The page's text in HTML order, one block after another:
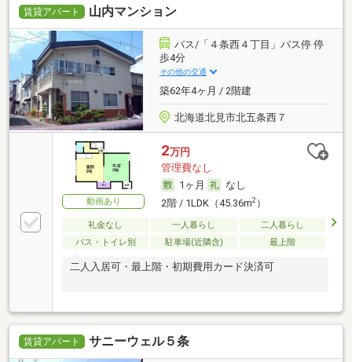
賃貸アパート 山内マンション
バス/「４条西４丁目」バス停 停
歩4分
その他の交通
築62年4ヶ月 / 2階建
北海道北見市北五条西７
動画あり
2万円
管理費なし
1ヶ月
なし
2階 / 1LDK（45.36m2）
礼金なし 一人暮らし
二人暮らし
バス・トイレ別
駐車場(近隣含) 最上階
二人入居可・最上階・初期費用カード決済可
賃貸アパート サニーウェル５条